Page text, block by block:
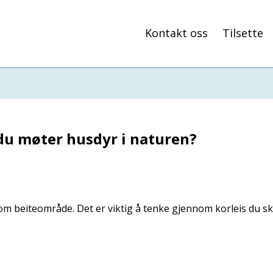
Kontakt oss Tilsette
møter husdyr i naturen?
beiteområde. Det er viktig å tenke gjennom korleis du